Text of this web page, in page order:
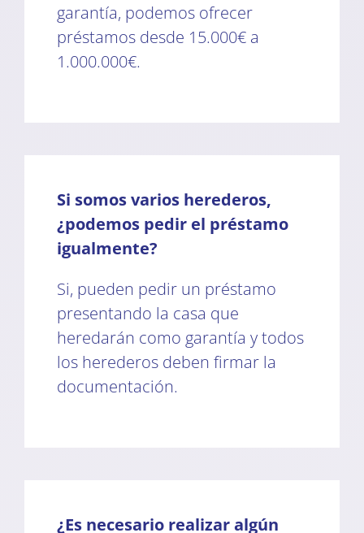
garantía, podemos ofrecer
préstamos desde 15.000€ a
1.000.000€.
Si somos varios herederos,
¿podemos pedir el préstamo
igualmente?
Si, pueden pedir un préstamo
presentando la casa que
heredarán como garantía y todos
los herederos deben firmar la
documentación.
¿Es necesario realizar algún